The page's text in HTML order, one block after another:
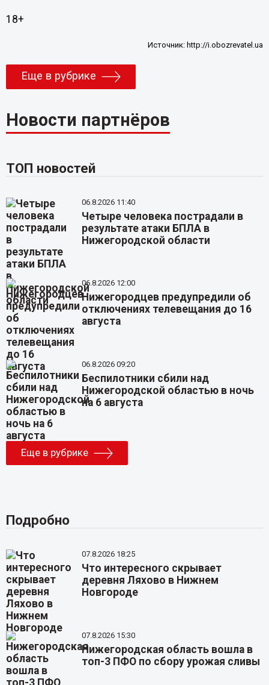
18+
Источник: http://i.obozrevatel.ua
Еще в рубрике
Новости партнёров
ТОП новостей
06.8.2026 11:40
Четыре человека пострадали в
результате атаки БПЛА в
Нижегородской области
06.8.2026 12:00
Нижегородцев предупредили об
отключениях телевещания до 16
августа
06.8.2026 09:20
Беспилотники сбили над
Нижегородской областью в ночь
на 6 августа
Еще в рубрике
Подробно
07.8.2026 18:25
Что интересного скрывает
деревня Ляхово в Нижнем
Новгороде
07.8.2026 15:30
Нижегородская область вошла в
топ-3 ПФО по сбору урожая сливы